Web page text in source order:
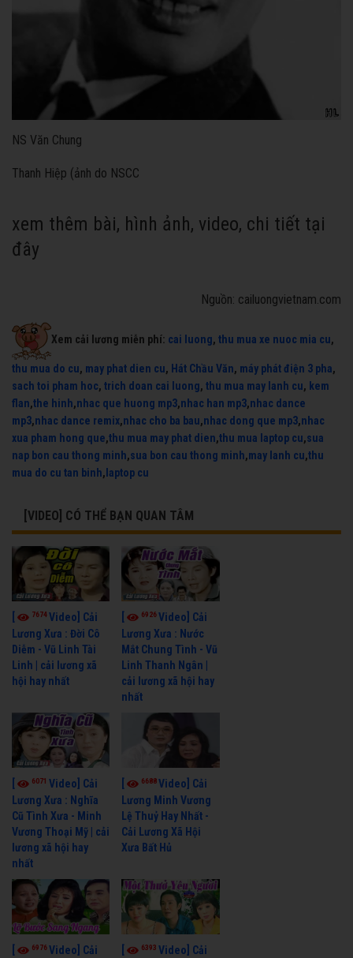
NS Văn Chung
Thanh Hiệp (ảnh do NSCC
xem thêm bài, hình ảnh, video, chi tiết tại
đây
Nguồn: cailuongvietnam.com
Xem cải lương miễn phí: cai luong, thu mua xe nuoc mia cu,
thu mua do cu, may phat dien cu, Hát Chầu Văn, máy phát điện 3 pha,
sach toi pham hoc, trich doan cai luong, thu mua may lanh cu, kem
flan,the hinh,nhac que huong mp3,nhac han mp3,nhac dance
mp3,nhac dance remix,nhac cho ba bau,nhac dong que mp3,nhac
xua pham hong que,thu mua may phat dien,thu mua laptop cu,sua
nap bon cau thong minh,sua bon cau thong minh,may lanh cu,thu
mua do cu tan binh, laptop cu
[VIDEO] CÓ THỂ BẠN QUAN TÂM
7674Video] Cải
Lương Xưa : Đời Cô
Diễm - Vũ Linh Tài
Linh | cải lương xã
hội hay nhất
6926Video] Cải
Lương Xưa : Nước
Mắt Chung Tình - Vũ
Linh Thanh Ngân |
cải lương xã hội hay
nhất
6071 Video] Cải
Lương Xưa : Nghĩa
Cũ Tình Xưa - Minh
Vương Thoại Mỹ | cải
lương xã hội hay
nhất
6688Video] Cải
Lương Minh Vương
Lệ Thuỷ Hay Nhất -
Cải Lương Xã Hội
Xưa Bất Hủ
6976Video] Cải
6393Video] Cải